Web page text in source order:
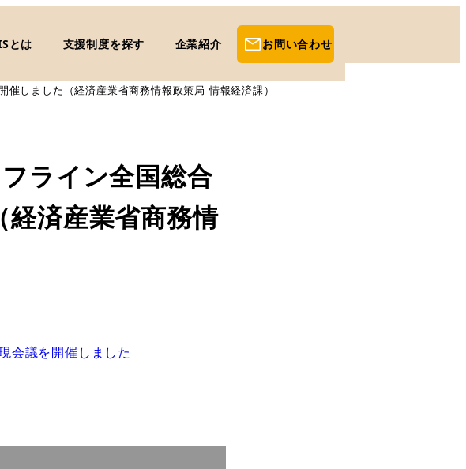
とは 支援制度を探す 企業紹介 お問い合わせ
催しました（経済産業省商務情報政策局 情報経済課）
ライン全国総合
済産業省商務情
会議を開催しました